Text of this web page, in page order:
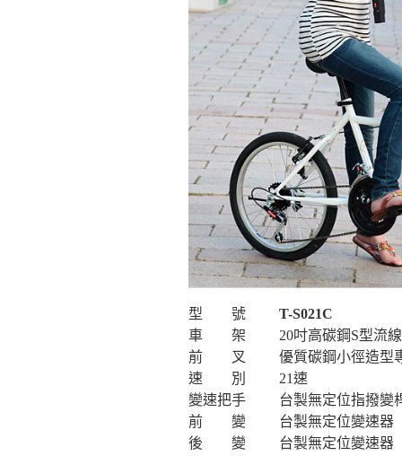
型 號
T-S021C
車 架
20吋高碳鋼S型流
前 叉
優質碳鋼小徑造型
速 別
21速
變速把手
台製無定位指撥變
前 變
台製無定位變速器
後 變
台製無定位變速器